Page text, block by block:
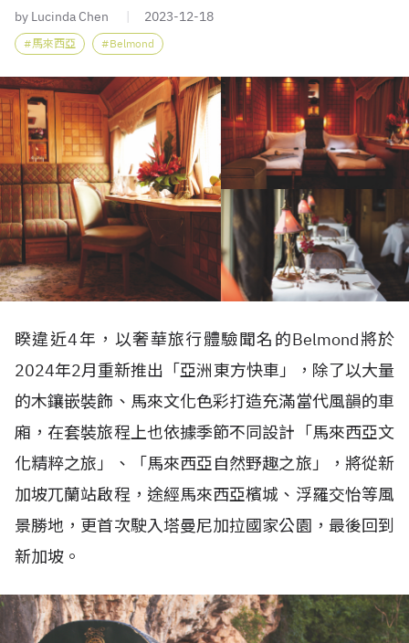
by Lucinda Chen 2023-12-18
馬來西亞 Belmond
睽違近4年，以奢華旅行體驗聞名的Belmond將於
2024年2月重新推出「亞洲東方快車」，除了以大量
的木鑲嵌裝飾、馬來文化色彩打造充滿當代風韻的車
廂，在套裝旅程上也依據季節不同設計「馬來西亞文
化精粹之旅」、「馬來西亞自然野趣之旅」，將從新
加坡兀蘭站啟程，途經馬來西亞檳城、浮羅交怡等風
景勝地，更首次駛入塔曼尼加拉國家公園，最後回到
新加坡。